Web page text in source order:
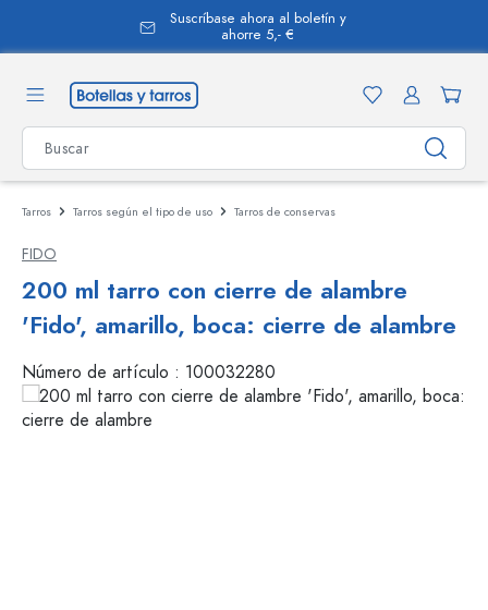
Suscríbase ahora al boletín y
ahorre 5,- €
Tarros Tarros según el tipo de uso Tarros de conservas
FIDO
200 ml tarro con cierre de alambre
'Fido', amarillo, boca: cierre de alambre
Número de artículo : 100032280